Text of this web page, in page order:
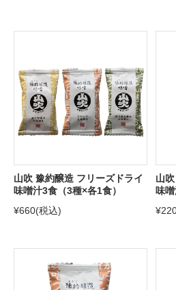
山吹 豫約醸造 フリーズドライ
味噌汁3食（3種×各1食）
¥660(税込)
山
味